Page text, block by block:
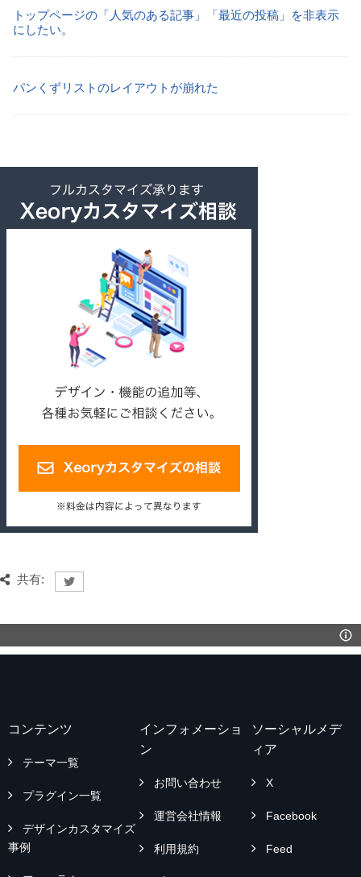
トップページの「人気のある記事」「最近の投稿」を非表示
にしたい。
パンくずリストのレイアウトが崩れた
共有:
コンテンツ
テーマ一覧
プラグイン一覧
デザインカスタマイズ
事例
インフォメーショ
ン
お問い合わせ
運営会社情報
利用規約
ソーシャルメデ
ィア
X
Facebook
Feed